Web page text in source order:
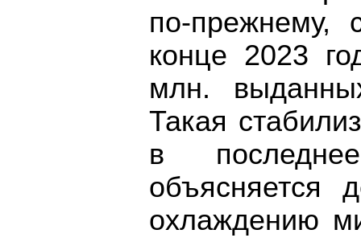
по-прежнему,
конце 2023
млн.
Такая
в
объясняется
охлаждению